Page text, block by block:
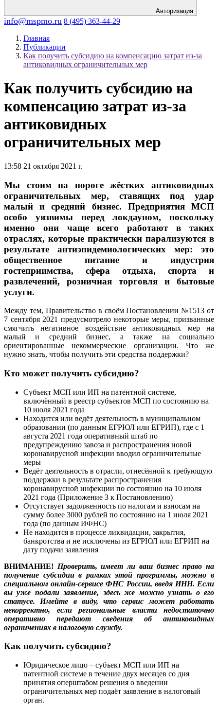
Авторизация
info@mspmo.ru 8 (495) 363-44-29
Главная
Публикации
Как получить субсидию на компенсацию затрат из-за
антиковидных ограничительных мер
Как получить субсидию на
компенсацию затрат из-за
антиковидных
ограничительных мер
13:58 21 октября 2021 г.
Мы стоим на пороге жёстких антиковидных
ограничительных мер, ставящих под удар
малый и средний бизнес. Предприятия МСП
особо уязвимы перед локдауном, поскольку
именно они чаще всего работают в таких
отраслях, которые практически парализуются в
результате антиэпидемиологических мер: это
общественное питание и индустрия
гостеприимства, сфера отдыха, спорта и
развлечений, розничная торговля и бытовые
услуги.
Между тем, Правительство в своём Постановлении №1513 от
7 сентября 2021 предусмотрело некоторые меры, призванные
смягчить негативное воздействие антиковидных мер на
малый и средний бизнес, а также на социально
ориентированные некоммерческие организации. Что же
нужно знать, чтобы получить эти средства поддержки?
Кто может получить субсидию?
Субъект МСП или ИП на патентной системе,
включённый в реестр субъектов МСП по состоянию на
10 июля 2021 года
Находится или ведёт деятельность в муниципальном
образовании (по данным ЕГРЮЛ или ЕГРИП), где с 1
августа 2021 года оперативный штаб по
предупреждению завоза и распространения новой
коронавирусной инфекции вводил ограничительные
меры
Ведёт деятельность в отрасли, отнесённой к требующую
поддержки в результате распространения
коронавирусной инфекции по состоянию на 10 июля
2021 года (Приложение 3 к Постановлению)
Отсутствует задолженность по налогам и взносам на
сумму более 3000 рублей по состоянию на 1 июля 2021
года (по данным ИФНС)
Не находится в процессе ликвидации, закрытия,
банкротства и не исключены из ЕГРЮЛ или ЕГРИП на
дату подачи заявления
ВНИМАНИЕ! Проверить, имеет ли ваш бизнес право на
получение субсидии в рамках этой программы, можно в
специальном онлайн-сервисе ФНС России, введя ИНН. Если
вы уже подали заявление, здесь же можно узнать о его
статусе. Имейте в виду, что сервис может работать
некорректно, если региональные власти недостаточно
оперативно передают сведения об антиковидных
ограничениях в налоговую службу.
Как получить субсидию?
Юридическое лицо – субъект МСП или ИП на
патентной системе в течение двух месяцев со дня
принятия оперштабом решения о введении
ограничительных мер подаёт заявление в налоговый
орган.